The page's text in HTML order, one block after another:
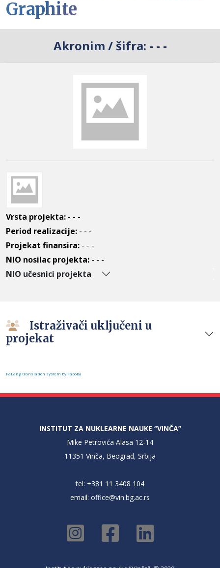
Graphite
Akronim / šifra: - - -
Vrsta projekta: - - -
Period realizacije: - - -
Projekat finansira: - - -
NIO nosilac projekta: - - -
NIO učesnici projekta
Istraživači uključeni u
projekat
FaLang translation system by Faboba
INSTITUT ZA NUKLEARNE NAUKE “VINČA”
Mike Petrovića Alasa 12-14
11351 Vinča, Beograd, Srbija
tel: +381 11 3408 104
email: office@vin.bg.ac.rs